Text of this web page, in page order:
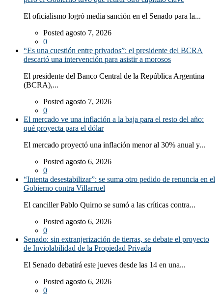
El oficialismo logró media sanción en el Senado para la...
Posted agosto 7, 2026
0
“Es una cuestión entre privados”: el presidente del BCRA
descartó una intervención para asistir a morosos
El presidente del Banco Central de la República Argentina
(BCRA),...
Posted agosto 7, 2026
0
El mercado ve una inflación a la baja para el resto del año:
qué proyecta para el dólar
El mercado proyectó una inflación menor al 30% anual y...
Posted agosto 6, 2026
0
“Intenta desestabilizar”: se suma otro pedido de renuncia en el
Gobierno contra Villarruel
El canciller Pablo Quirno se sumó a las críticas contra...
Posted agosto 6, 2026
0
Senado: sin extranjerización de tierras, se debate el proyecto
de Inviolabilidad de la Propiedad Privada
El Senado debatirá este jueves desde las 14 en una...
Posted agosto 6, 2026
0